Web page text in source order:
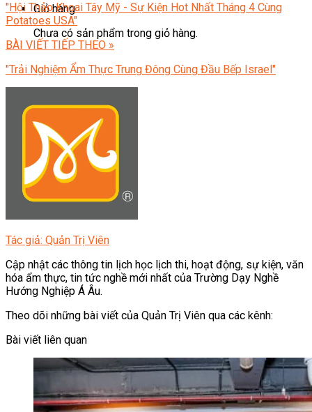
Giỏ hàng
Chưa có sản phẩm trong giỏ hàng.
"Hội Thảo Khoai Tây Mỹ - Sự Kiện Hot Nhất Tháng 4 Cùng
Potatoes USA"
BÀI VIẾT TIẾP THEO »
"Trải Nghiệm Ẩm Thực Trung Đông Cùng Đầu Bếp Israel"
Tác giả: Quản Trị Viên
Cập nhật các thông tin lịch học lịch thi, hoạt động, sự kiện, văn
hóa ẩm thực, tin tức nghề mới nhất của Trường Dạy Nghề
Hướng Nghiệp Á Âu.
Theo dõi những bài viết của Quản Trị Viên qua các kênh:
Bài viết liên quan